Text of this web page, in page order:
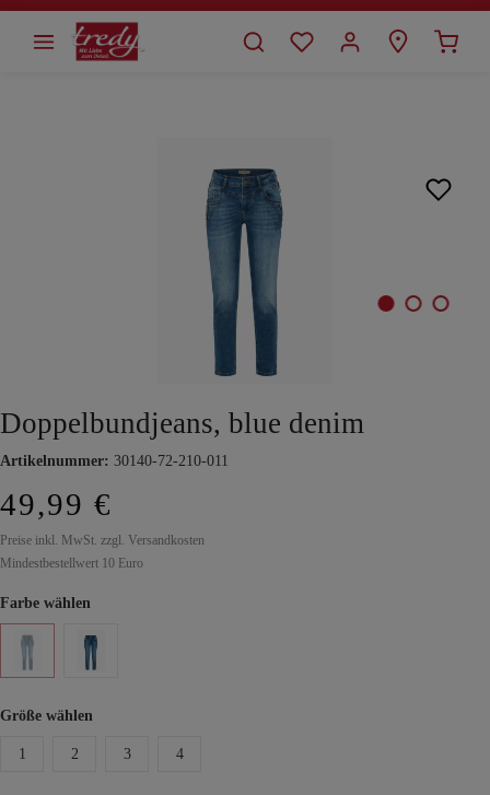
springen
Doppelbundjeans, blue denim
Artikelnummer: 30140-72-210-011
49,99 €
Preise inkl. MwSt. zzgl. Versandkosten
Mindestbestellwert 10 Euro
Farbe wählen
Größe wählen
1 2 3 4